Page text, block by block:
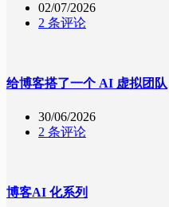
02/07/2026
2 条评论
给博客搭了一个 AI 虚拟团队
30/06/2026
2 条评论
博客AI 化系列